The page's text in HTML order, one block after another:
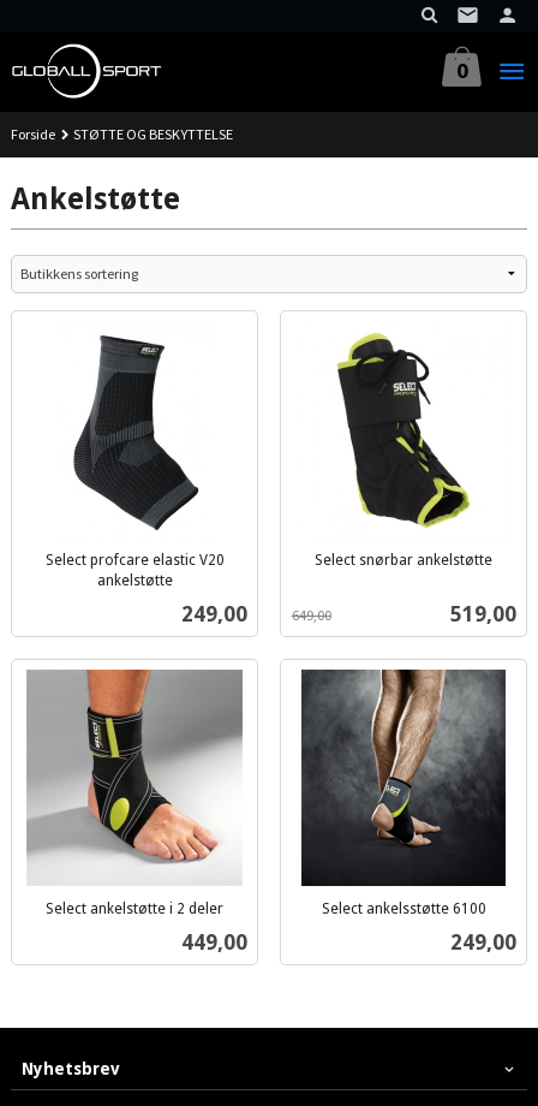
innholdet
0
Forside STØTTE OG BESKYTTELSE
Ankelstøtte
Select profcare elastic V20
ankelstøtte
Pris
249,00
Select snørbar ankelstøtte
Tilbud
519,00
649,00
Select ankelstøtte i 2 deler
Pris
449,00
Select ankelsstøtte 6100
Pris
249,00
Nyhetsbrev